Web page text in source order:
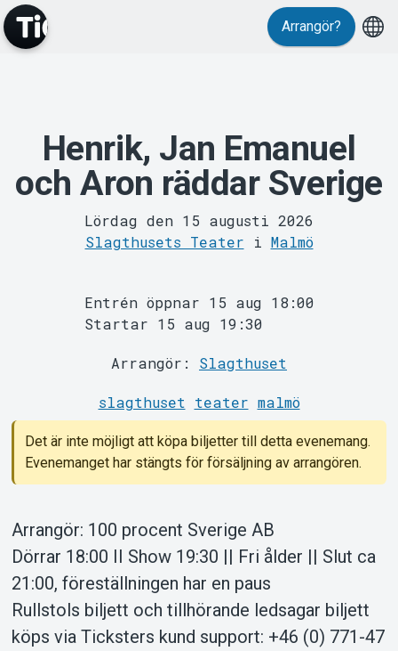
Evenemang
MyTickster
Support
Om Tickster
Arrangör?
Henrik, Jan Emanuel
och Aron räddar Sverige
Lördag den 15 augusti 2026
Slagthusets Teater i Malmö
Entrén öppnar 15 aug 18:00
Startar 15 aug 19:30
Arrangör: Slagthuset
slagthuset teater malmö
Det är inte möjligt att köpa biljetter till detta evenemang.
Evenemanget har stängts för försäljning av arrangören.
Arrangör: 100 procent Sverige AB
Dörrar 18:00 II Show 19:30 || Fri ålder || Slut ca
21:00, föreställningen har en paus
Rullstols biljett och tillhörande ledsagar biljett
köps via Ticksters kund support: +46 (0) 771-47